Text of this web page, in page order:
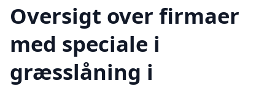
Oversigt over firmaer
med speciale i
græsslåning i